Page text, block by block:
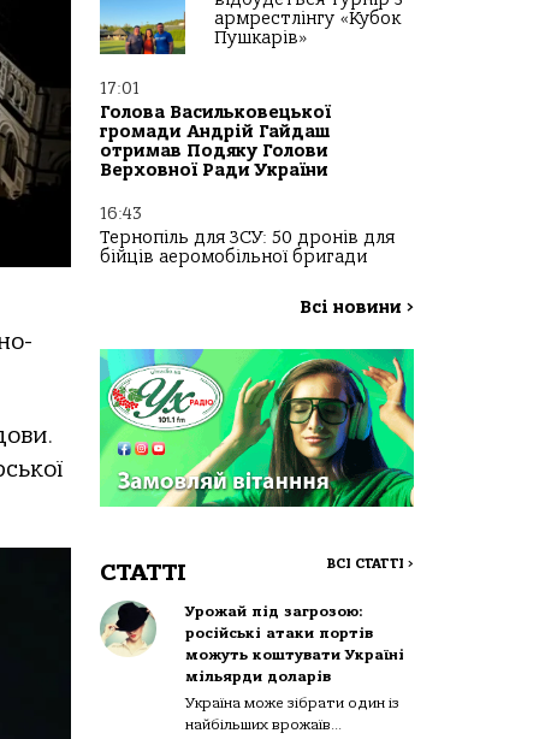
армрестлінгу «Кубок
Пушкарів»
17:01
Голова Васильковецької
громади Андрій Гайдаш
отримав Подяку Голови
Верховної Ради України
16:43
Тернопіль для ЗСУ: 50 дронів для
бійців аеромобільної бригади
Всі новини >
СТАТТІ ВСІ СТАТТІ >
Урожай під загрозою:
російські атаки портів
можуть коштувати Україні
мільярди доларів
Україна може зібрати один із
найбільших врожаїв...